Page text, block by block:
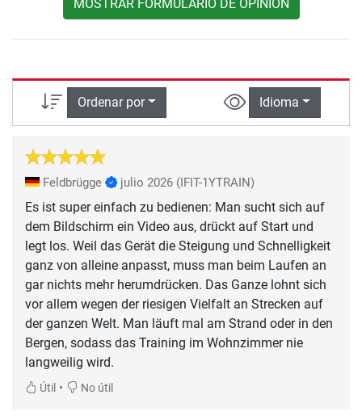
MOSTRAR FORMULARIO DE OPINIÓN
Ordenar por Idioma
Feldbrügge julio 2026 (IFIT-1YTRAIN)
Es ist super einfach zu bedienen: Man sucht sich auf
dem Bildschirm ein Video aus, drückt auf Start und
legt los. Weil das Gerät die Steigung und Schnelligkeit
ganz von alleine anpasst, muss man beim Laufen an
gar nichts mehr herumdrücken. Das Ganze lohnt sich
vor allem wegen der riesigen Vielfalt an Strecken auf
der ganzen Welt. Man läuft mal am Strand oder in den
Bergen, sodass das Training im Wohnzimmer nie
langweilig wird.
Útil • No útil